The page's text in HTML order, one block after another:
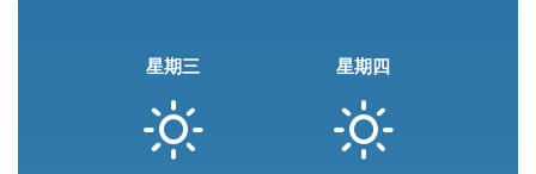
星期三 星期四